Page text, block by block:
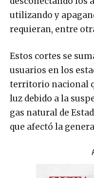
utilizando y
requieran, entre
Estos cortes se
usuarios en los
territorio nacional
luz debido a la
gas natural de
que afectó la